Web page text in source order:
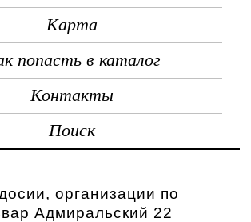
Карта
попасть в каталог
Контакты
Поиск
организации по
Адмиральский 22